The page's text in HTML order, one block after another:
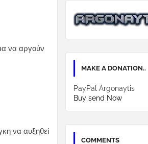
να αργούν
να αυξηθεί
MAKE A DONATION..
PayPal Argonaytis
Buy send Now
COMMENTS